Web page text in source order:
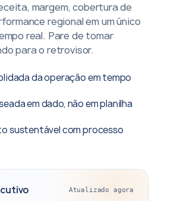
margem, cobertura de
regional em um único
real. Pare de tomar
para o retrovisor.
da operação em tempo
em dado, não em planilha
sustentável com processo
Atualizado agora